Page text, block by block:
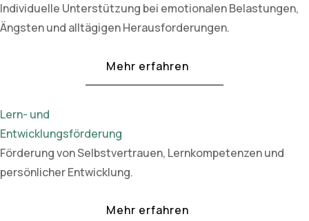
Individuelle Unterstützung bei emotionalen Belastungen,
Ängsten und alltägigen Herausforderungen.
Mehr erfahren
Lern- und
Entwicklungsförderung
Förderung von Selbstvertrauen, Lernkompetenzen und
persönlicher Entwicklung.
Mehr erfahren